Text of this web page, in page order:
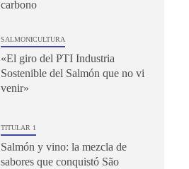
carbono
SALMONICULTURA
«El giro del PTI Industria
Sostenible del Salmón que no vi
venir»
TITULAR 1
Salmón y vino: la mezcla de
sabores que conquistó São